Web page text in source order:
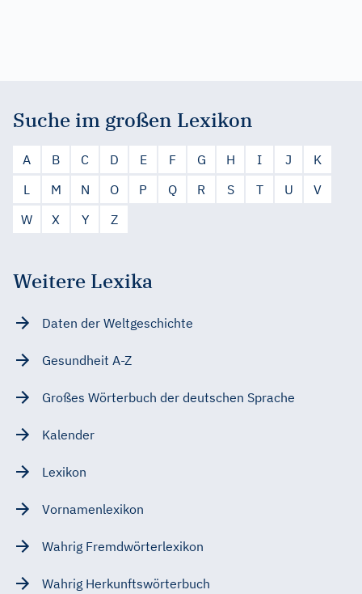
Suche im großen Lexikon
A B C D E F G H I J
K
L
M N O P Q R S T U
V
W
X Y Z
Weitere Lexika
Daten der Weltgeschichte
Gesundheit A-Z
Großes Wörterbuch der deutschen Sprache
Kalender
Lexikon
Vornamenlexikon
Wahrig Fremdwörterlexikon
Wahrig Herkunftswörterbuch